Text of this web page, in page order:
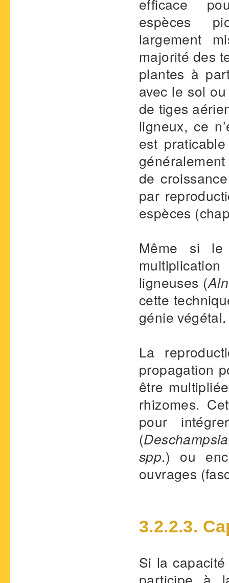
efficace
espèces
largement
majorité des
plantes à
avec le sol
de tiges
ligneux, ce
est
de
par
espèces
Même si le
ligneuses (
cette
génie végétal.
La
propagation
être
rhizomes.
pour
(
spp.) ou
ouvrages
3.2.2.3.
Si la
participe à